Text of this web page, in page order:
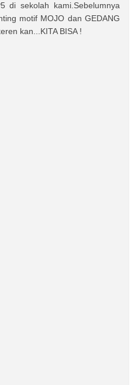
di sekolah kami.Sebelumnya
motif MOJO dan GEDANG
kan...KITA BISA !